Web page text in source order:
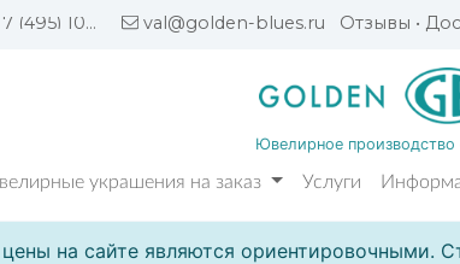
+ 7 (495) 109 05 72 val@golden-blues.ru Отзывы •
Ювелирное производство
украшения на заказ Услуги
на сайте являются ориентировочными.